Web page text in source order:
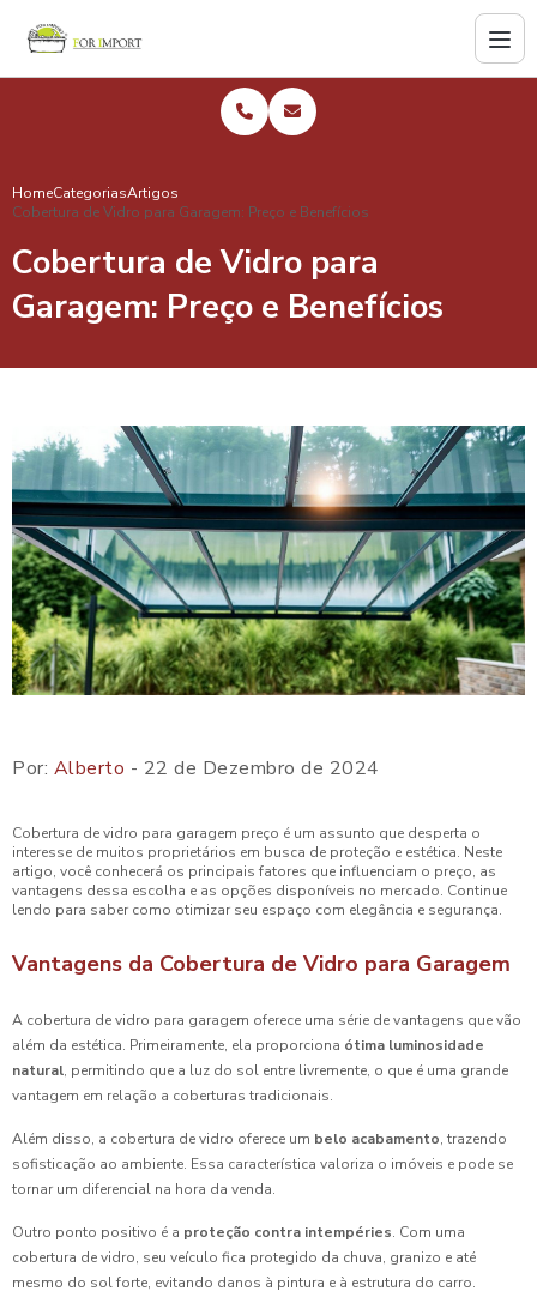
HomeCategoriasArtigos
Cobertura de Vidro para Garagem: Preço e Benefícios
Cobertura de Vidro para
Garagem: Preço e Benefícios
Por: Alberto - 22 de Dezembro de 2024
Cobertura de vidro para garagem preço é um assunto que desperta o
interesse de muitos proprietários em busca de proteção e estética. Neste
artigo, você conhecerá os principais fatores que influenciam o preço, as
vantagens dessa escolha e as opções disponíveis no mercado. Continue
lendo para saber como otimizar seu espaço com elegância e segurança.
Vantagens da Cobertura de Vidro para Garagem
A cobertura de vidro para garagem oferece uma série de vantagens que vão
além da estética. Primeiramente, ela proporciona ótima luminosidade
natural, permitindo que a luz do sol entre livremente, o que é uma grande
vantagem em relação a coberturas tradicionais.
Além disso, a cobertura de vidro oferece um belo acabamento, trazendo
sofisticação ao ambiente. Essa característica valoriza o imóveis e pode se
tornar um diferencial na hora da venda.
Outro ponto positivo é a proteção contra intempéries. Com uma
cobertura de vidro, seu veículo fica protegido da chuva, granizo e até
mesmo do sol forte, evitando danos à pintura e à estrutura do carro.